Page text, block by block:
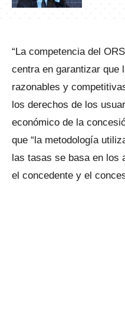
“La competencia del
centra en garantizar que
razonables y
los derechos de los
económico de la
que “la metodología
las tasas se basa en los
el concedente y el